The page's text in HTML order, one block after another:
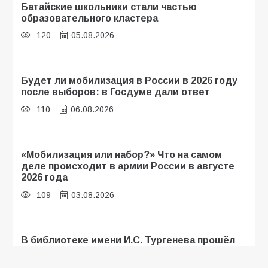
Батайские школьники стали частью
образовательного кластера
120 05.08.2026
Будет ли мобилизация в России в 2026 году
после выборов: в Госдуме дали ответ
110 06.08.2026
«Мобилизация или набор?» Что на самом
деле происходит в армии России в августе
2026 года
109 03.08.2026
В библиотеке имени И.С. Тургенева прошёл